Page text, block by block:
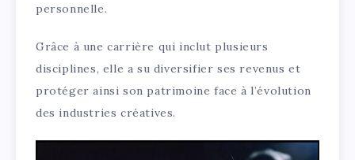
personnelle.
Grâce à une carrière qui inclut plusieurs
disciplines, elle a su diversifier ses revenus et
protéger ainsi son patrimoine face à l’évolution
des industries créatives.